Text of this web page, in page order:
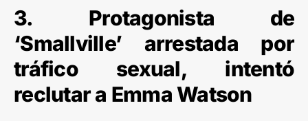
3. Protagonista de
‘Smallville’ arrestada por
tráfico sexual, intentó
reclutar a Emma Watson